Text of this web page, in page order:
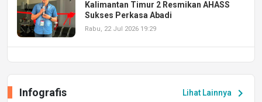
Kalimantan Timur 2 Resmikan AHASS
Sukses Perkasa Abadi
Rabu, 22 Jul 2026 19:29
Peluang Kerja dan MagangLihat Lainnya chevron_right
Infografis